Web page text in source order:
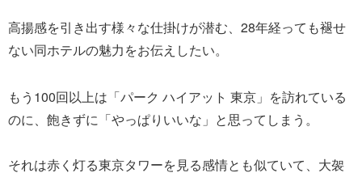
高揚感を引き出す様々な仕掛けが潜む、28年経っても褪せ
ない同ホテルの魅力をお伝えしたい。
もう100回以上は「パーク ハイアット 東京」を訪れている
のに、飽きずに「やっぱりいいな」と思ってしまう。
それは赤く灯る東京タワーを見る感情とも似ていて、大袈